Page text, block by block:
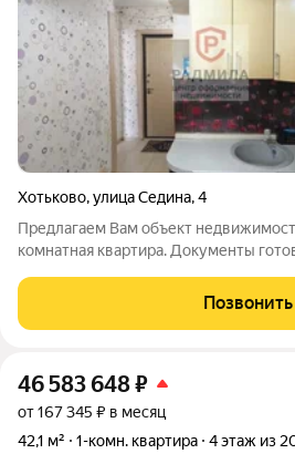
Хотьково,улица Седина,4
Предлагаем Вам объект
комнатная квартира. Документы
прохладно, зимой тепло). Общая площадь: 21,3 м
Кухня: 6 м.
Позвонить
46 583 648₽
от 167 345 ₽ в месяц
42,1 м²
1-комн. квартира 4 этаж из